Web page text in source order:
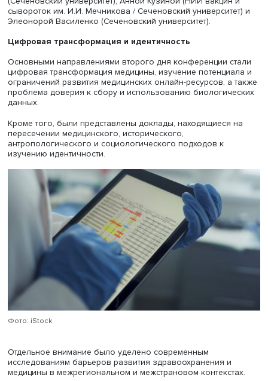
Основными причинами отказа трезвенников от
спиртного стали: желание держать ситуацию под
собственный негативный опыт и безразличие к
Теоретические и исторические аспекты
Также в первый день конференции действовали
фокусе обсуждения которых находились теоретико-
междисциплинарном контексте, практики заботы о
психологическом здоровье, исторические и культурные
контексты оказания медицинской помощи. В их работе
Ратманов, Всеволод Башкуев), отметившие
организации медицинских практик в контексте
развития институтов, межстрановых и межкультурных
отношений.
В завершение был представлен проект «ВИЧ.Инфо» —
ресурс для оказания эмоциональной и
поддержки людям с ВИЧ-инфекцией. Проект
Софией Прозоровской (НИУ ВШЭ), Юлией Галкиной
(Сеченовский университет), Анной Кузиной (НИИ
сывороток им. И.И. Мечникова / Сеченовский
Элеонорой Василенко (Сеченовский университет).
Основными направлениями второго дня конференции
цифровая трансформация медицины, изучение
ограничений развития медицинских онлайн-ресурсов,